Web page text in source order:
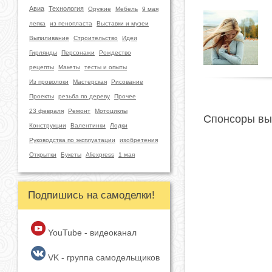
Спонсоры
Авиа Технология Оружие Мебель 9 мая
лепка из пенопласта Выставки и музеи
Выпиливание Строительство Идеи
Гирлянды Персонажи Рождество
рецепты Макеты тесты и опыты
Из проволоки Мастерская Рисование
Проекты резьба по дереву Прочее
23 февраля Ремонт Мотоциклы
Конструкции Валентинки Лодки
Руководства по эксплуатации изобретения
Открытки Букеты Aliexpress 1 мая
Подпишись на самоделки!
YouTube - видеоканал
VK - группа самодельщиков